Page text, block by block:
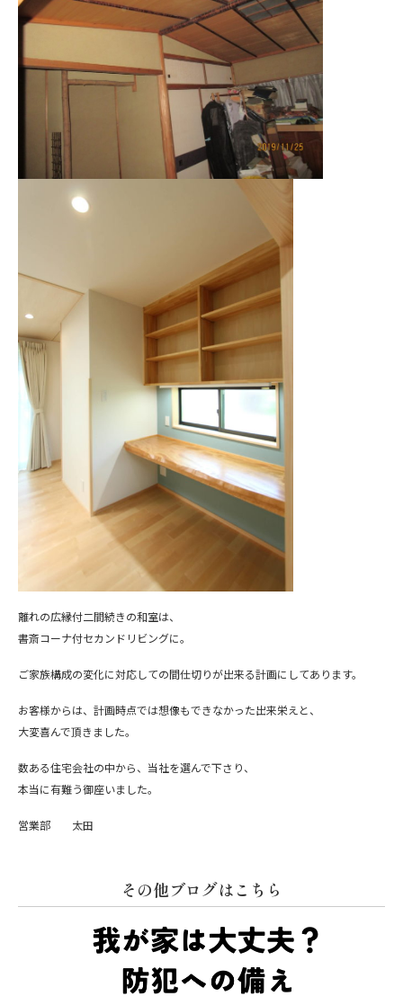
離れの広縁付二間続きの和室は、
書斎コーナ付セカンドリビングに。
ご家族構成の変化に対応しての間仕切りが出来る計画にしてあります。
お客様からは、計画時点では想像もできなかった出来栄えと、
大変喜んで頂きました。
数ある住宅会社の中から、当社を選んで下さり、
本当に有難う御座いました。
営業部 太田
その他ブログはこちら